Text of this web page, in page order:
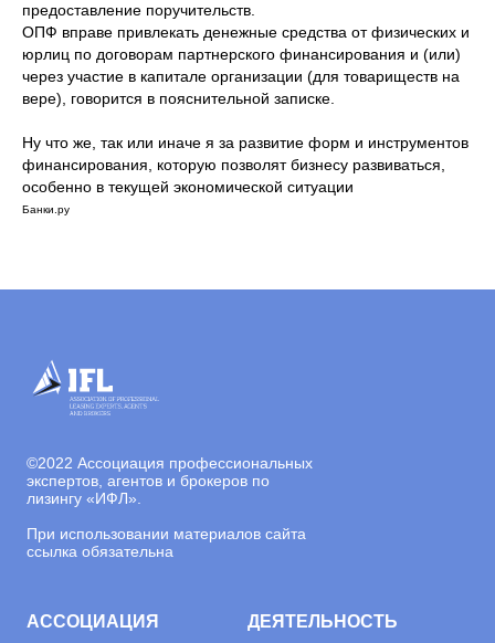
предоставление поручительств.
ОПФ вправе привлекать денежные средства от физических и
юрлиц по договорам партнерского финансирования и (или)
через участие в капитале организации (для товариществ на
вере), говорится в пояснительной записке.
Ну что же, так или иначе я за развитие форм и инструментов
финансирования, которую позволят бизнесу развиваться,
особенно в текущей экономической ситуации
Банки.ру
©2022 Ассоциация профессиональных
экспертов, агентов и брокеров по
лизингу «ИФЛ».
При использовании материалов сайта
ссылка обязательна
АССОЦИАЦИЯ ДЕЯТЕЛЬНОСТЬ